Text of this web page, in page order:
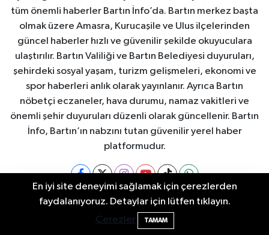
tüm önemli haberler Bartın İnfo’da. Bartın merkez başta
olmak üzere Amasra, Kurucaşile ve Ulus ilçelerinden
güncel haberler hızlı ve güvenilir şekilde okuyuculara
ulaştırılır. Bartın Valiliği ve Bartın Belediyesi duyuruları,
şehirdeki sosyal yaşam, turizm gelişmeleri, ekonomi ve
spor haberleri anlık olarak yayınlanır. Ayrıca Bartın
nöbetçi eczaneler, hava durumu, namaz vakitleri ve
önemli şehir duyuruları düzenli olarak güncellenir. Bartın
İnfo, Bartın’ın nabzını tutan güvenilir yerel haber
platformudur.
Bartın Hava Durumu
En iyi site deneyimi sağlamak için çerezlerden
faydalanıyoruz. Detaylar için lütfen tıklayın.
Çerezler
TAMAM
Bartın'da Şafak Operasyonu: 5 Gözaltı, 4
Şüpheli Aranıyor